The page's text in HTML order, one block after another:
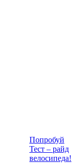
Попробуй
Тест – райд
велосипеда!